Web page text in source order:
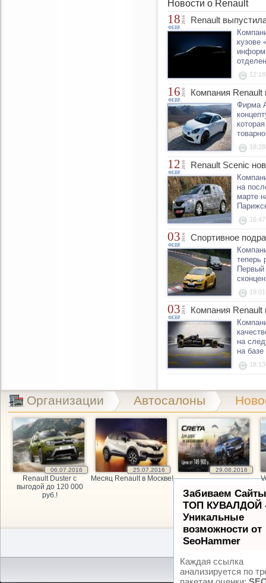
Новости о Renault
18
ФЕВР.
2016 Renault
кузове
12:18
16
ФЕВР.
2016 Компания Renault
Фирма
18:28
12
ФЕВР.
2016 Renault Scenic
на
марте
16:47
03
ФЕВР.
2016 Спортивное
теперь
Первый
19:01
03
ФЕВР.
2016 Компания
на
на
18:13
Организации Автосалоны
06.07.2016
Renault Duster с
выгодой до 120 000
руб.!
25.07.2016
Месяц Renault в Москве!
29.08.2016
Забиваем
ТОП КУВАЛДОЙ
Уникальные
возможности от
SeoHammer
Каждая ссылка
анализируется по